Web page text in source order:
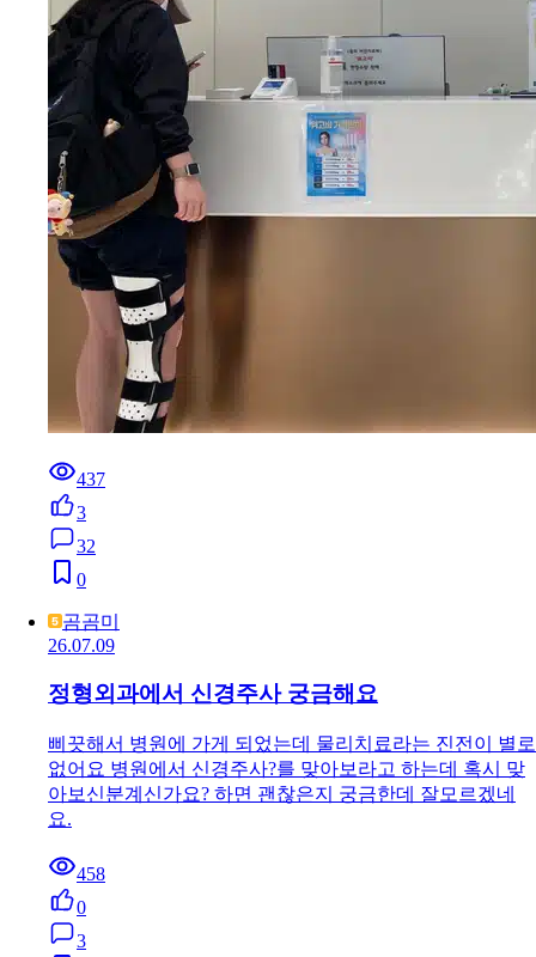
437
3
32
0
곰곰미
26.07.09
정형외과에서 신경주사 궁금해요
삐끗해서 병원에 가게 되었는데 물리치료라는 진전이 별로
없어요 병원에서 신경주사?를 맞아보라고 하는데 혹시 맞
아보신분계신가요? 하면 괜찮은지 궁금한데 잘모르겠네
요.
458
0
3